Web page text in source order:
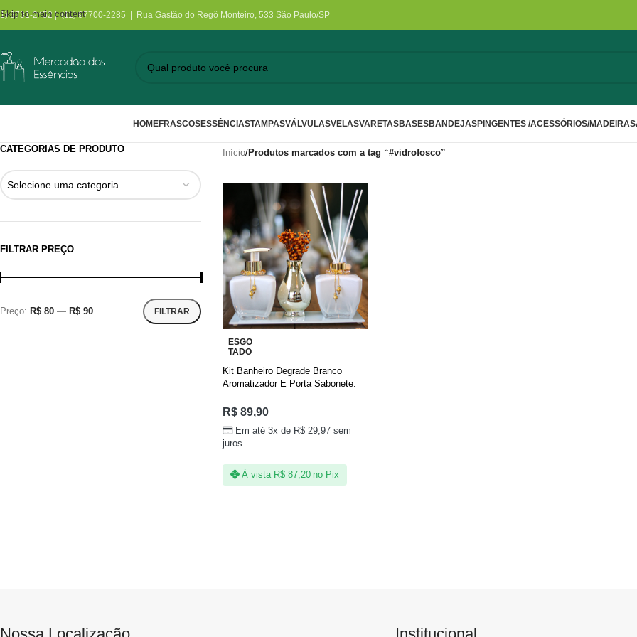
Skip to main content
3731-2452 | (11) 97700-2285 | Rua Gastão do Regô Monteiro, 533 São Paulo/SP
HOMEFRASCOSESSÊNCIASTAMPASVÁLVULASVELASVARETASBASESBANDEJASPINGENTES /ACESSÓRIOS/MADEIRA
CATEGORIAS DE PRODUTO
Selecione uma categoria
FILTRAR PREÇO
FILTRAR
Preço: R$ 80 — R$ 90
Início/Produtos marcados com a tag “#vidrofosco”
ESGO
TADO
Kit Banheiro Degrade Branco
Aromatizador E Porta Sabonete.
R$89,90
Em até 3x de R$ 29,97 sem
juros
À vista R$87,20 no Pix